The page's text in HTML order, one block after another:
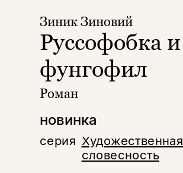
новинка
серия Художественная
словесность
Зиник Зиновий
Руссофобка и
фунгофил
Роман